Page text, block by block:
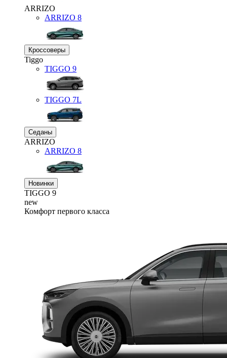
ARRIZO
ARRIZO 8
Кроссоверы
Tiggo
TIGGO 9
TIGGO 7L
Седаны
ARRIZO
ARRIZO 8
Новинки
TIGGO 9
new
Комфорт первого класса